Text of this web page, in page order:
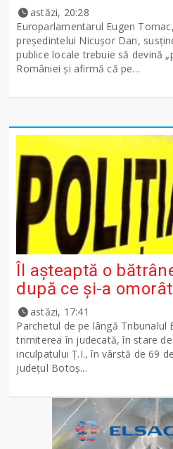
astăzi, 20:28
Europarlamentarul Eugen
președintelui Nicușor Dan,
publice locale trebuie să devină
României și afirmă că pe...
Îl așteaptă o
după ce și-a
astăzi, 17:41
Parchetul de pe lângă Tribunalul
trimiterea în judecată, în stare
inculpatului Ț.I., în vârstă de 69
județul Botoș...